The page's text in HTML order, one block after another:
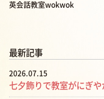
英会話教室wokwok
最新記事
2026.07.15
七夕飾りで教室がにぎ